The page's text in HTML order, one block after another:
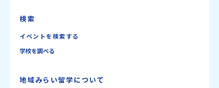
検索
イベントを検索する
学校を調べる
地域みらい留学について